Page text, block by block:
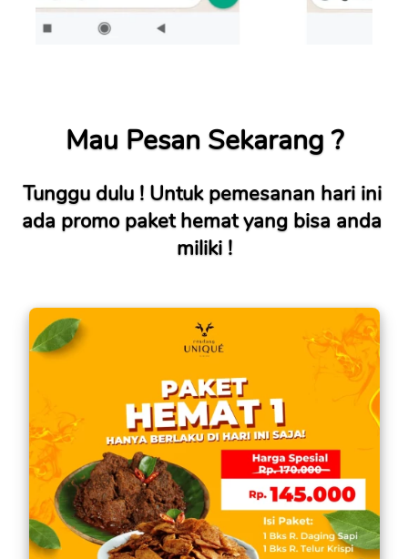
Mau Pesan Sekarang ?
Tunggu dulu ! Untuk pemesanan hari ini
ada promo paket hemat yang bisa anda
miliki !